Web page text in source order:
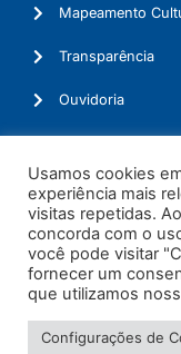
Mapeamento
Transparência
Ouvidoria
© 2026.
Usamos cookies
experiência mais
visitas repetidas.
concorda com o
você pode visitar
fornecer um
que utilizamos
Configurações de